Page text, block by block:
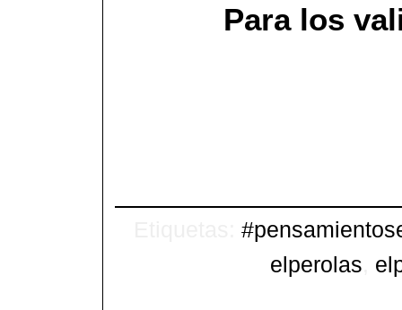
Para los
Etiquetas:
elperolas